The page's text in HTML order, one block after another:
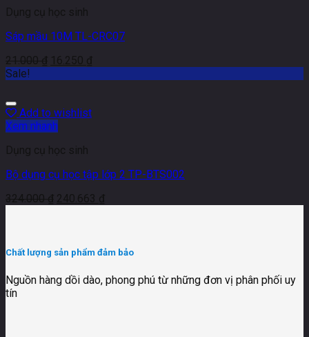
Dụng cụ học sinh
Sáp mầu 10M TL-CRC07
21.000₫ 16.250 ₫
Sale!
Add to wishlist
Xem nhanh
Dụng cụ học sinh
Bộ dụng cụ học tập lớp 2 TP-BTS002
324.000₫ 240.663 ₫
Chất lượng sản phẩm đảm bảo
Nguồn hàng dồi dào, phong phú từ những đơn vị phân phối uy
tín